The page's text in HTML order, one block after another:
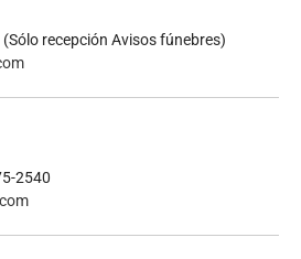
recepción Avisos fúnebres)
2540